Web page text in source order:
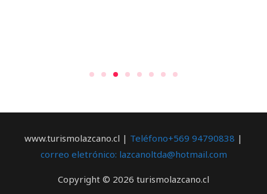
www.turismolazcano.cl | Teléfono+569 94790838 |
correo eletrónico: lazcanoltda@hotmail.com
Copyright © 2026 turismolazcano.cl